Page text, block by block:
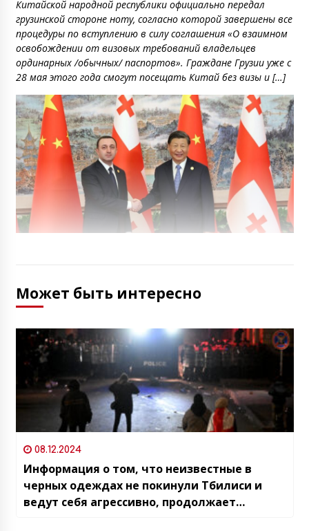
Китайской народной республики официально передал
грузинской стороне ноту, согласно которой завершены все
процедуры по вступлению в силу соглашения «О взаимном
освобождении от визовых требований владельцев
ординарных /обычных/ паспортов». Граждане Грузии уже с
28 мая этого года смогут посещать Китай без визы и […]
Может быть интересно
08.12.2024
Информация о том, что неизвестные в
черных одеждах не покинули Тбилиси и
ведут себя агрессивно, продолжает